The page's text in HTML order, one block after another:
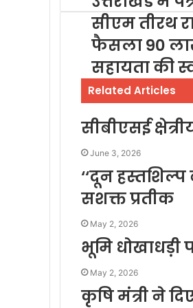
सीएम तीरथ
फैसला 90
सहायता की
Related Articles
सीबीएसई
June 3, 2026
‘‘दून
सशक्त प्रतीक
May 2, 2026
भूमि धोखाधड़ी
May 2, 2026
कृषि मंत्री ने